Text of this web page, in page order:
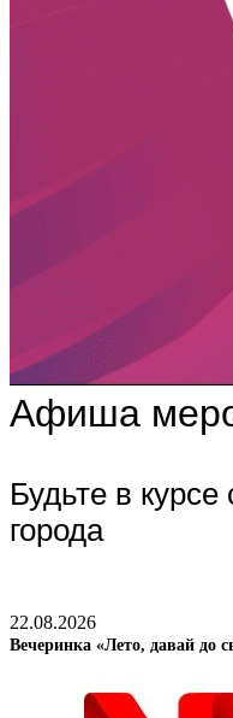
Афиша
Будьте в
города
22.08.2026
Вечеринка «Лето, давай до